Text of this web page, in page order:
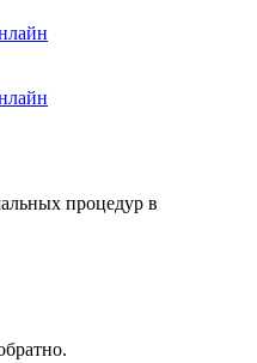
процедур в